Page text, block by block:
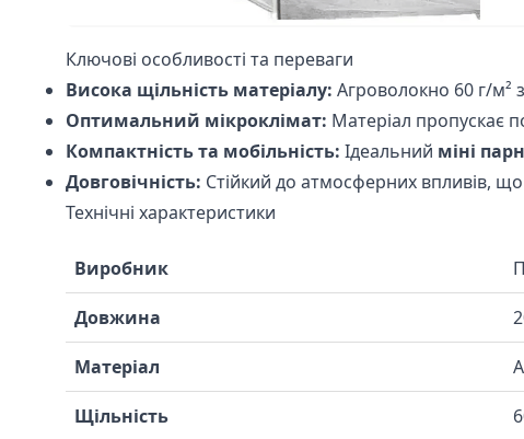
Ключові особливості та переваги
Висока щільність матеріалу: Агроволокно 60 г/м²
Оптимальний мікроклімат: Матеріал пропускає
Компактність та мобільність: Ідеальний міні
Довговічність: Стійкий до атмосферних впливів,
Технічні характеристики
Виробник
Довжина
Матеріал
Щільність